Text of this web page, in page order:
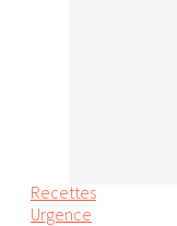
Recettes
Urgence